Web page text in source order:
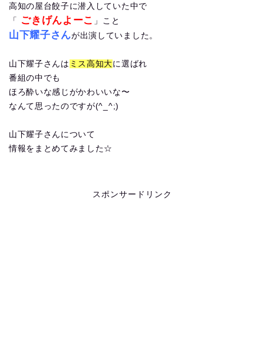
高知の屋台餃子に潜入していた中で
「
ごきげんよーこ 」こと
山下耀子さんが出演していました。
山下耀子さんは ミス高知大に選ばれ
番組の中でも
ほろ酔いな感じがかわいいな〜
なんて思ったのですが(^_^;)
山下耀子さんについて
情報をまとめてみました☆
スポンサードリンク